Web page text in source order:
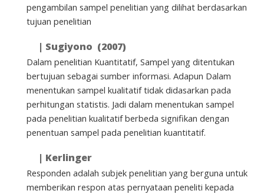
pengambilan sampel penelitian yang dilihat berdasarkan
tujuan penelitian
| Sugiyono (2007)
Dalam penelitian Kuantitatif, Sampel yang ditentukan
bertujuan sebagai sumber informasi. Adapun Dalam
menentukan sampel kualitatif tidak didasarkan pada
perhitungan statistis. Jadi dalam menentukan sampel
pada penelitian kualitatif berbeda signifikan dengan
penentuan sampel pada penelitian kuantitatif.
| Kerlinger
Responden adalah subjek penelitian yang berguna untuk
memberikan respon atas pernyataan peneliti kepada